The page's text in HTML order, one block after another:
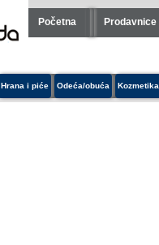
Početna Prodavnice
Hrana i piće Odeća/obuća Kozmetika